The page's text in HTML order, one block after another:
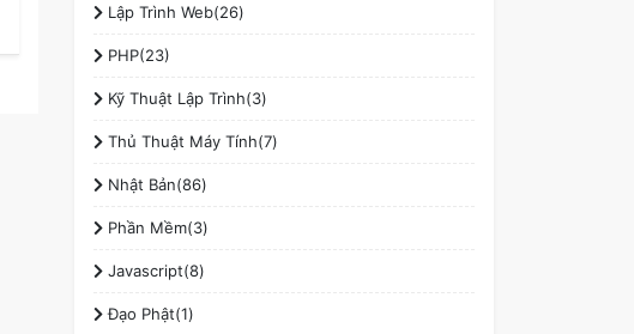
Lập Trình Web(26)
PHP(23)
Kỹ Thuật Lập Trình(3)
Thủ Thuật Máy Tính(7)
Nhật Bản(86)
Phần Mềm(3)
Javascript(8)
Đạo Phật(1)